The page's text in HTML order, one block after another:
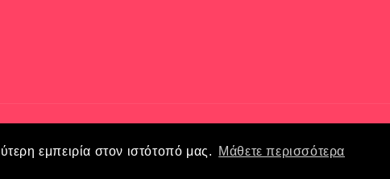
εμπειρία στον ιστότοπό μας. Μάθετε περισσότερα